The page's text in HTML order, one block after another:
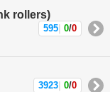
rollers)
595 0/0
3923 0/0